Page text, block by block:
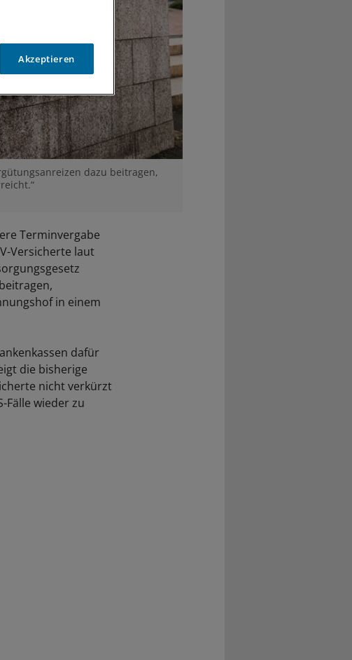
dazu beitragen,
Terminvergabe
Versicherte laut
in einem
dafür
die bisherige
nicht verkürzt
Fälle wieder zu
Akzeptieren